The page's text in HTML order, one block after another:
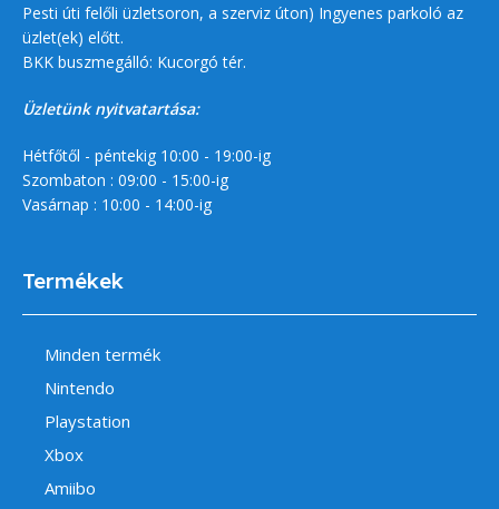
Pesti úti felőli üzletsoron, a szerviz úton) Ingyenes parkoló az
üzlet(ek) előtt.
BKK buszmegálló: Kucorgó tér.
Üzletünk nyitvatartása:
Hétfőtől - péntekig 10:00 - 19:00-ig
Szombaton : 09:00 - 15:00-ig
Vasárnap : 10:00 - 14:00-ig
Termékek
Minden termék
Nintendo
Playstation
Xbox
Amiibo